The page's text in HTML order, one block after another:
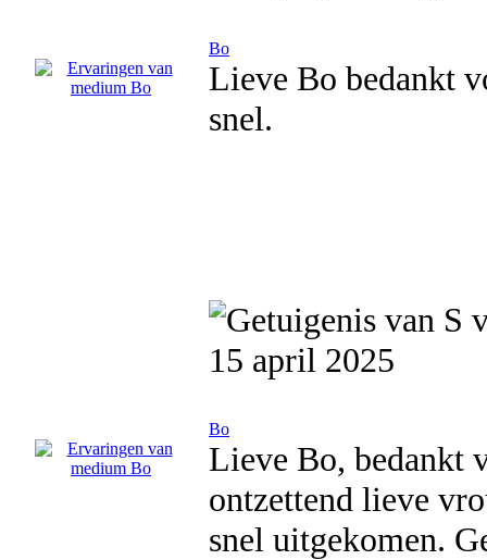
Bo
Lieve Bo bedankt
snel.
15 april 2025
Bo
Lieve Bo, bedankt
ontzettend lieve
snel uitgekomen.